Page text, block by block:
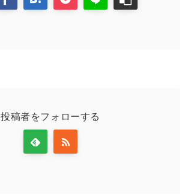
投稿者をフォローする